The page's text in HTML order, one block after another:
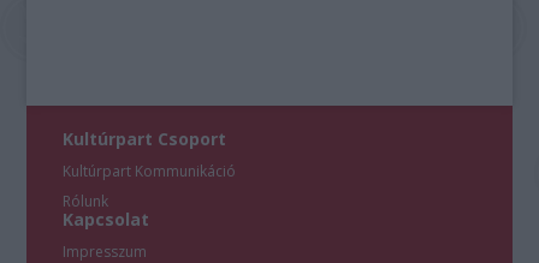
Kultúrpart Csoport
Kultúrpart Kommunikáció
Rólunk
Kapcsolat
Impresszum